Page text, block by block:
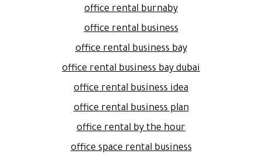
office rental burnaby
office rental business
office rental business bay
office rental business bay dubai
office rental business idea
office rental business plan
office rental by the hour
office space rental business